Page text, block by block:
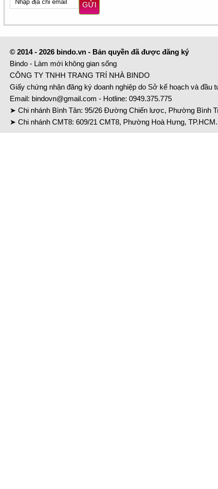
GỬI
© 2014 - 2026 bindo.vn - Bản quyền đã được đăng ký
Bindo - Làm mới không gian sống
CÔNG TY TNHH TRANG TRÍ NHÀ BINDO
Giấy chứng nhận đăng ký doanh nghiệp do Sở kế hoạch và đầu
Email: bindovn@gmail.com - Hotline: 0949.375.775
➤ Chi nhánh Bình Tân: 95/26 Đường Chiến lược, Phường Bình
➤ Chi nhánh CMT8: 609/21 CMT8, Phường Hoà Hưng,